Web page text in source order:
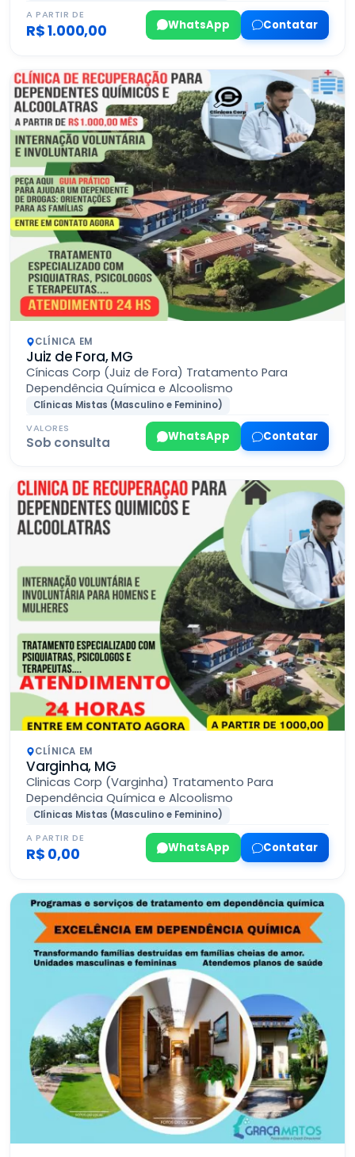
A PARTIR DE
R$ 1.000,00 WhatsApp Contatar
CLÍNICA EM
Juiz de Fora, MG
Cínicas Corp (Juiz de Fora) Tratamento Para
Dependência Química e Alcoolismo
Clínicas Mistas (Masculino e Feminino)
VALORES
Sob consulta WhatsApp Contatar
CLÍNICA EM
Varginha, MG
Clinicas Corp (Varginha) Tratamento Para
Dependência Química e Alcoolismo
Clínicas Mistas (Masculino e Feminino)
A PARTIR DE
R$ 0,00 WhatsApp Contatar